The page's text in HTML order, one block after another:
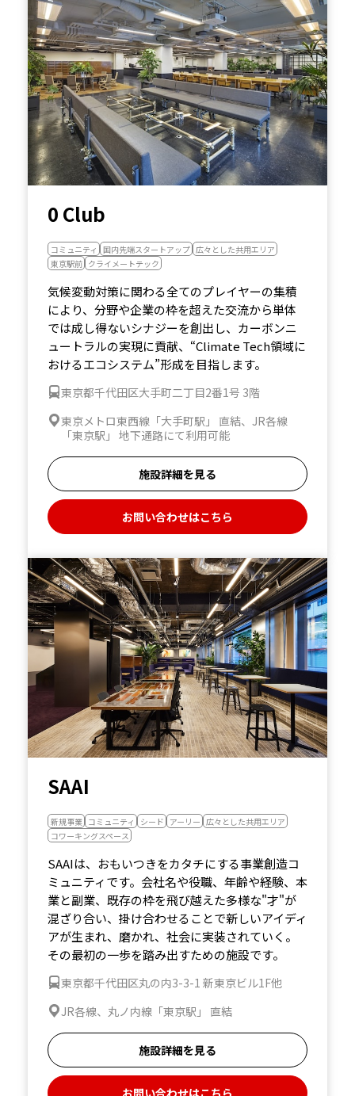
0 Club
コミュニティ 国内先端スタートアップ 広々とした共用エリア
東京駅前 クライメートテック
気候変動対策に関わる全てのプレイヤーの集積
により、分野や企業の枠を超えた交流から単体
では成し得ないシナジーを創出し、カーボンニ
ュートラルの実現に貢献、“Climate Tech領域に
おけるエコシステム”形成を目指します。
東京都千代田区大手町二丁目2番1号 3階
東京メトロ東西線「大手町駅」 直結、JR各線
「東京駅」 地下通路にて利用可能
施設詳細を見る
お問い合わせはこちら
SAAI
新規事業 コミュニティ シード アーリー 広々とした共用エリア
コワーキングスペース
SAAIは、おもいつきをカタチにする事業創造コ
ミュニティです。会社名や役職、年齢や経験、本
業と副業、既存の枠を飛び越えた多様な"才"が
混ざり合い、掛け合わせることで新しいアイディ
アが生まれ、磨かれ、社会に実装されていく。
その最初の一歩を踏み出すための施設です。
東京都千代田区丸の内3-3-1 新東京ビル1F他
JR各線、丸ノ内線「東京駅」 直結
施設詳細を見る
お問い合わせはこちら